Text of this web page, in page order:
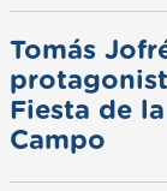
Tomás
Fiesta de
Campo